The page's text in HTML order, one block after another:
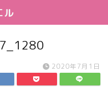
ル
2020年7月1日